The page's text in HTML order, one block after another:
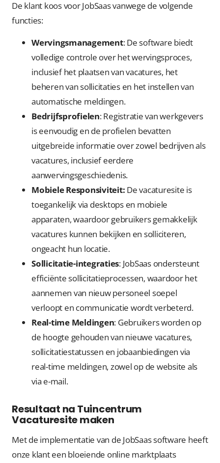
De klant koos voor JobSaas vanwege de volgende
functies:
Wervingsmanagement: De software biedt
volledige controle over het wervingsproces,
inclusief het plaatsen van vacatures, het
beheren van sollicitaties en het instellen van
automatische meldingen.
Bedrijfsprofielen: Registratie van werkgevers
is eenvoudig en de profielen bevatten
uitgebreide informatie over zowel bedrijven als
vacatures, inclusief eerdere
aanwervingsgeschiedenis.
Mobiele Responsiviteit: De vacaturesite is
toegankelijk via desktops en mobiele
apparaten, waardoor gebruikers gemakkelijk
vacatures kunnen bekijken en solliciteren,
ongeacht hun locatie.
Sollicitatie-integraties: JobSaas ondersteunt
efficiënte sollicitatieprocessen, waardoor het
aannemen van nieuw personeel soepel
verloopt en communicatie wordt verbeterd.
Real-time Meldingen: Gebruikers worden op
de hoogte gehouden van nieuwe vacatures,
sollicitatiestatussen en jobaanbiedingen via
real-time meldingen, zowel op de website als
via e-mail.
Resultaat na Tuincentrum
Vacaturesite maken
Met de implementatie van de JobSaas software heeft
onze klant een bloeiende online marktplaats